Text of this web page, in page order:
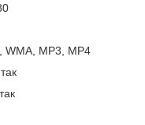
WMA, MP3, MP4